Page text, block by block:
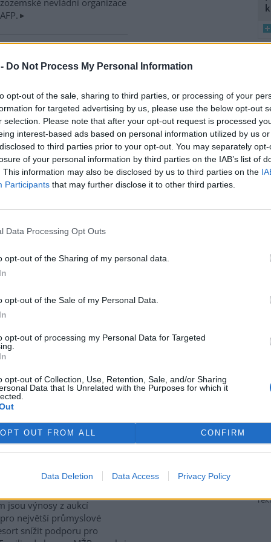
Do Not Process My Personal Information
opt-out of the sale, sharing to third parties, or processing of your
for targeted advertising by us, please use the below opt-out
selection. Please note that after your opt-out request is processed
interest-based ads based on personal information utilized by us
to third parties prior to your opt-out. You may separately
of your personal information by third parties on the IAB’s list of
This information may also be disclosed by us to third parties on the
Participants that may further disclose it to other third parties.
Data Processing Opt Outs
opt-out of the Sharing of my personal data.
opt-out of the Sale of my Personal Data.
opt-out of processing my Personal Data for Targeted
opt-out of Collection, Use, Retention, Sale, and/or Sharing
Data that Is Unrelated with the Purposes for which it
OPT OUT FROM ALL CONFIRM
Data Deletion Data Access Privacy Policy
řeky minimální průtoky
jihočeských řekách historicky
průtok vody. Nejhorší je
v rovinatých oblastech,
na Českobudějovicku. ČTK
krajině,
12
významně zvyšují počet i
krajině. Biodiverzitě
také staré stodoly,
ptákům poskytují úkryt i
krajině naopak
obratlovců Akademie
přesun peněz z výnosů
ČR kritizují
životního prostředí
za plánovaný přesun peněz z
v
tiskové zprávěa
chce podle nich
jsou výnosy z aukcí
největší průmyslové
snížit podporu pro